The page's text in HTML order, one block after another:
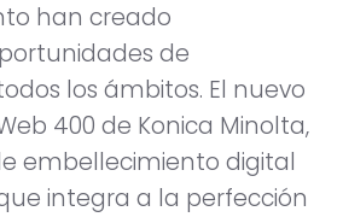
han creado
de
los ámbitos. El nuevo
400 de Konica Minolta,
embellecimiento digital
integra a la perfección